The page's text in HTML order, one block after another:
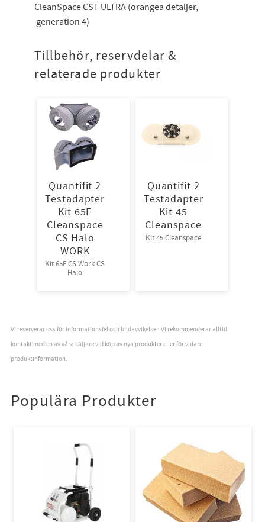
CleanSpace CST ULTRA (orangea detaljer,
generation 4)
Tillbehör, reservdelar &
relaterade produkter
Quantifit 2
Testadapter
Kit 65F
Cleanspace
CS Halo
WORK
Kit 65F CS Work CS
Halo
Quantifit 2
Testadapter
Kit 45
Cleanspace
Kit 45 Cleanspace
Vi reserverar oss för informationsfel och bildavvikelser. Vi rekommenderar alltid
kontakt med en av våra säljare vid köp av nya produkter eller för vidare
produktinformation.
Populära Produkter